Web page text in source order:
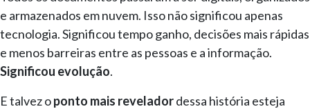
e armazenados em nuvem. Isso não significou apenas
tecnologia. Significou tempo ganho, decisões mais rápidas
e menos barreiras entre as pessoas e a informação.
Significou evolução.
E talvez oponto mais reveladordessa história esteja